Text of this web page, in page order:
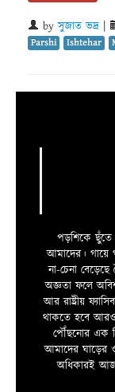
byসুজাত ভদ্র
Parshi
Ishtehar
পড়শিকে ছুঁতে
আমাদের। গায়ে
না-চেনা
অজ্ঞতা ফলে
আর রাষ্ট্রীয়
থাকতে হবে আরও
পৌঁছনোর এক
আমাদের ঘাড়ের
অধিকারই আজ